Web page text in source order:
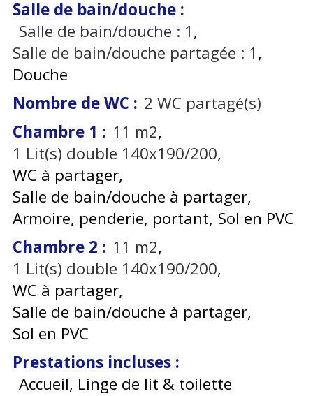
Salle de bain/douche :
Salle de bain/douche : 1
Salle de bain/douche partagée : 1
Douche
Nombre de WC : 2 WC partagé(s)
Chambre 1 : 11 m2
1 Lit(s) double 140x190/200
WC à partager
Salle de bain/douche à partager
Armoire, penderie, portant Sol en PVC
Chambre 2 : 11 m2
1 Lit(s) double 140x190/200
WC à partager
Salle de bain/douche à partager
Sol en PVC
Prestations incluses :
Accueil, Linge de lit & toilette